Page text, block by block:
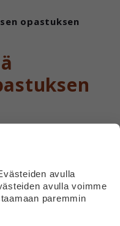
opastuksen
3. lokakuuta kello 13-
avulla
avulla voimme
paremmin